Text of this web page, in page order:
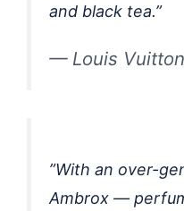
and black tea.”
— Louis
”With an over-
Ambrox —